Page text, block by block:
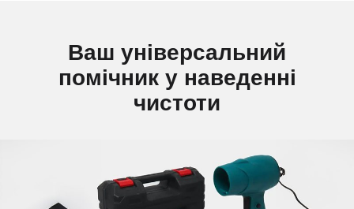
Ваш універсальний
помічник у наведенні
чистоти